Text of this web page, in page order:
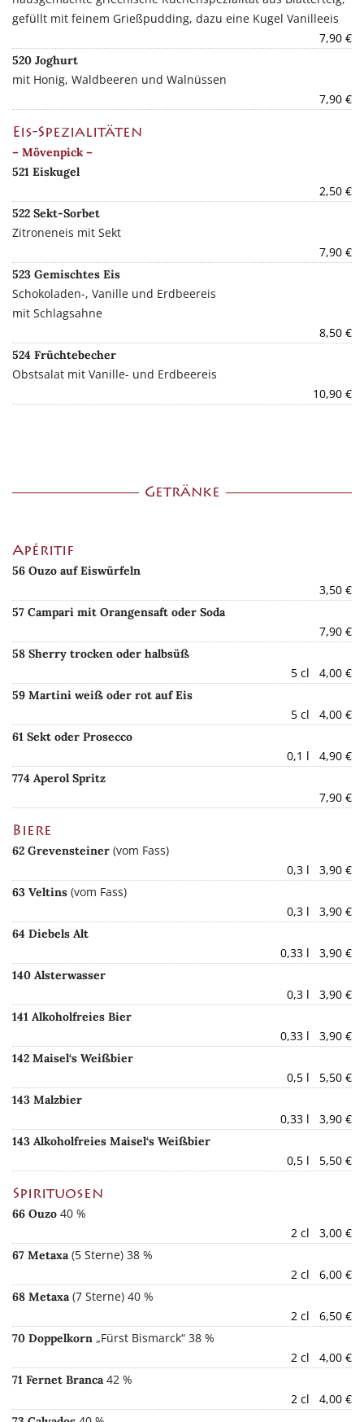
gefüllt mit feinem Grießpudding, dazu eine Kugel Vanilleeis
7,90 €
520 Joghurt
mit Honig, Waldbeeren und Walnüssen
7,90 €
Eis-Spezialitäten
– Mövenpick –
521 Eiskugel
2,50 €
522 Sekt-Sorbet
Zitroneneis mit Sekt
7,90 €
523 Gemischtes Eis
Schokoladen-, Vanille und Erdbeereis
mit Schlagsahne
8,50 €
524 Früchtebecher
Obstsalat mit Vanille- und Erdbeereis
10,90 €
Getränke
Apéritif
56 Ouzo auf Eiswürfeln
3,50 €
57 Campari mit Orangensaft oder Soda
7,90 €
58 Sherry trocken oder halbsüß
5 cl 4,00 €
59 Martini weiß oder rot auf Eis
5 cl 4,00 €
61 Sekt oder Prosecco
0,1 l 4,90 €
774 Aperol Spritz
7,90 €
Biere
62 Grevensteiner (vom Fass)
0,3 l 3,90 €
63 Veltins (vom Fass)
0,3 l 3,90 €
64 Diebels Alt
0,33 l 3,90 €
140 Alsterwasser
0,3 l 3,90 €
141 Alkoholfreies Bier
0,33 l 3,90 €
142 Maisel‘s Weißbier
0,5 l 5,50 €
143 Malzbier
0,33 l 3,90 €
143 Alkoholfreies Maisel‘s Weißbier
0,5 l 5,50 €
Spirituosen
66 Ouzo 40 %
2 cl 3,00 €
67 Metaxa (5 Sterne) 38 %
2 cl 6,00 €
68 Metaxa (7 Sterne) 40 %
2 cl 6,50 €
70 Doppelkorn „Fürst Bismarck“ 38 %
2 cl 4,00 €
71 Fernet Branca 42 %
2 cl 4,00 €